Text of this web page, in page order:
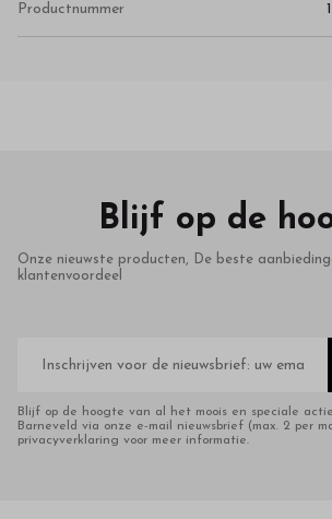
Productnummer
Blijf op de
Onze nieuwste producten, De beste
klantenvoordeel
mailadres
Blijf op de hoogte van al het moois en speciale
Barneveld via onze e-mail nieuwsbrief (max. 2 per
privacyverklaring voor meer informatie.